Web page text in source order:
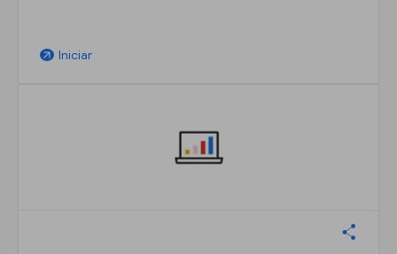
arrow_outward Iniciar